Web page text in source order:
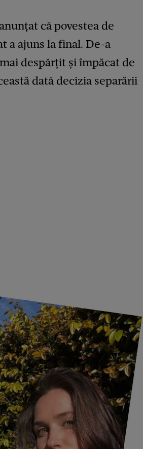
că povestea de
a ajuns la final. De-a
despărțit și împăcat de
dată decizia separării